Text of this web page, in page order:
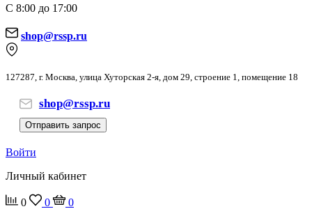
С 8:00 до 17:00
shop@rssp.ru
127287, г. Москва, улица Хуторская 2-я, дом 29, строение 1, помещение 18
shop@rssp.ru
Отправить запрос
Войти
Личный кабинет
0 0
0